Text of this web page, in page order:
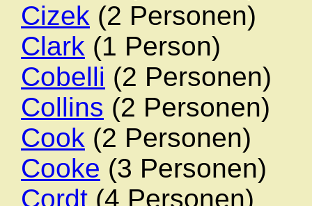
Cizek (2 Personen)
Clark (1 Person)
Cobelli (2 Personen)
Collins (2 Personen)
Cook (2 Personen)
Cooke (3 Personen)
Cordt (4 Personen)